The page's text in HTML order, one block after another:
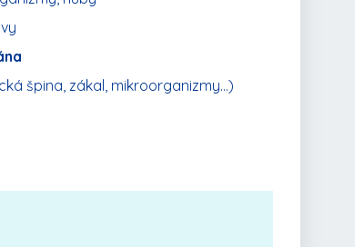
špina, zákal, mikroorganizmy...)